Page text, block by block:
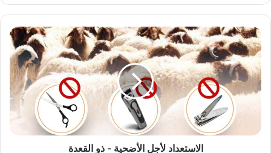
الاستعداد
لأجل
الأضحية
-
ذو
القعدة
الاستعداد لأجل الأضحية - ذو القعدة